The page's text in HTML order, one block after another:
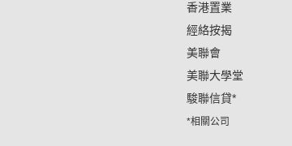
香港置業
經絡按揭
美聯會
美聯大學堂
駿聯信貸*
*相關公司